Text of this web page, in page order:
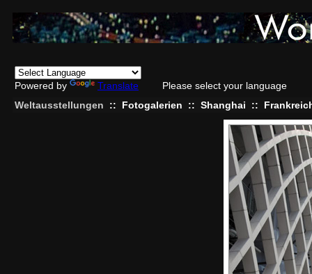
Powered by Translate
Please select your language
Weltausstellungen
:: Fotogalerien :: Shanghai ::